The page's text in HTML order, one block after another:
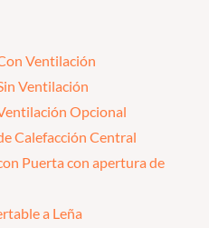
Ventilación
Ventilación
Opcional
Calefacción Central
Puerta con apertura de
a Leña